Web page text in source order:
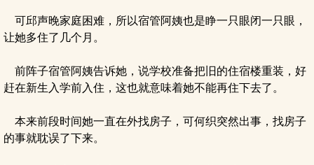
可邱声晚家庭困难，所以宿管阿姨也是睁一只眼闭一只眼，
让她多住了几个月。
前阵子宿管阿姨告诉她，说学校准备把旧的住宿楼重装，好
赶在新生入学前入住，这也就意味着她不能再住下去了。
本来前段时间她一直在外找房子，可何织突然出事，找房子
的事就耽误了下来。